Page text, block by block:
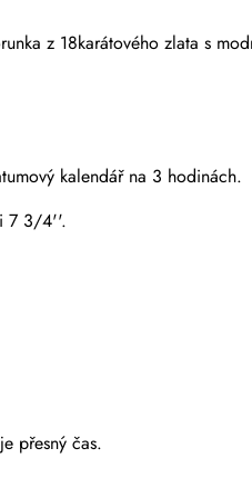
z 18karátového zlata s
kalendář na 3 hodinách.
7 3/4''.
přesný čas.